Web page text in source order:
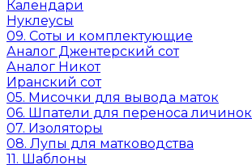
Календари
Нуклеусы
09. Соты и комплектующие
Аналог Джентерский сот
Аналог Никот
Иранский сот
05. Мисочки для вывода маток
06. Шпатели для переноса личинок
07. Изоляторы
08. Лупы для матководства
11. Шаблоны